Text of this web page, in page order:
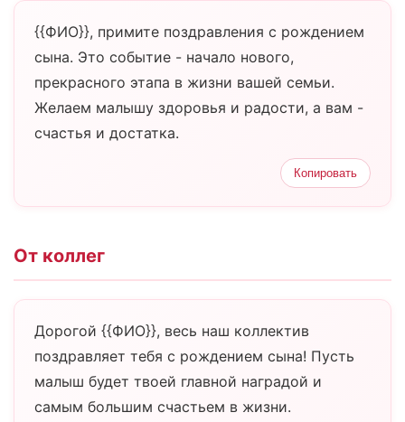
{{ФИО}}, примите поздравления с рождением
сына. Это событие - начало нового,
прекрасного этапа в жизни вашей семьи.
Желаем малышу здоровья и радости, а вам -
счастья и достатка.
Копировать
От коллег
Дорогой {{ФИО}}, весь наш коллектив
поздравляет тебя с рождением сына! Пусть
малыш будет твоей главной наградой и
самым большим счастьем в жизни.